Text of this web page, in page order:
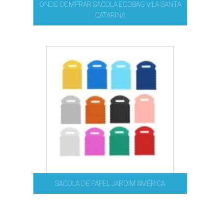
ONDE COMPRAR SACOLA ECOBAG VILA SANTA
CATARINA
SACOLA DE PAPEL JARDIM AMÉRICA